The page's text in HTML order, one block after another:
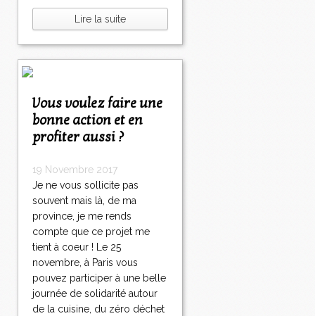
Lire la suite
Vous voulez faire une
bonne action et en
profiter aussi ?
19 Novembre 2017
Je ne vous sollicite pas
souvent mais là, de ma
province, je me rends
compte que ce projet me
tient à coeur ! Le 25
novembre, à Paris vous
pouvez participer à une belle
journée de solidarité autour
de la cuisine, du zéro déchet